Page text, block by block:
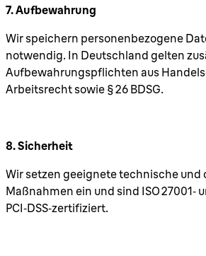
7. Aufbewahrung
Wir speichern personenbezogene
notwendig. In Deutschland gelten
Aufbewahrungspflichten aus
Arbeitsrecht sowie § 26 BDSG.
8. Sicherheit
Wir setzen geeignete technische und
Maßnahmen ein und sind ISO 27001‑
PCI‑DSS‑zertifiziert.